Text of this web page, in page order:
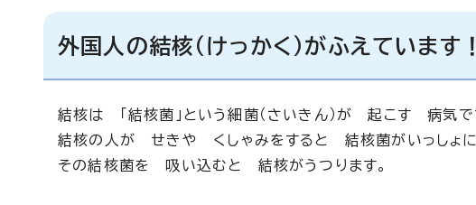
外国人の結核（けっかく）がふえています！
結核は 「結核菌」という細菌（さいきん）が 起こす 病気で
結核の人が せきや くしゃみをすると 結核菌がいっしょ
その結核菌を 吸い込むと 結核がうつります。